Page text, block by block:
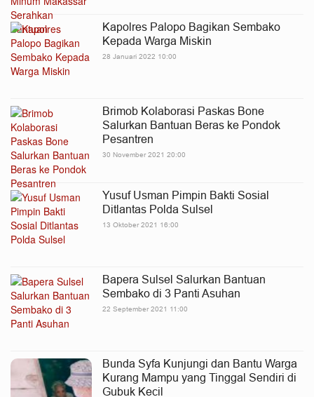
Kapolres Palopo Bagikan Sembako
Kepada Warga Miskin
28 Januari 2022 10:00
Brimob Kolaborasi Paskas Bone
Salurkan Bantuan Beras ke Pondok
Pesantren
30 November 2021 20:00
Yusuf Usman Pimpin Bakti Sosial
Ditlantas Polda Sulsel
13 Oktober 2021 16:00
Bapera Sulsel Salurkan Bantuan
Sembako di 3 Panti Asuhan
22 September 2021 11:00
Bunda Syfa Kunjungi dan Bantu Warga
Kurang Mampu yang Tinggal Sendiri di
Gubuk Kecil